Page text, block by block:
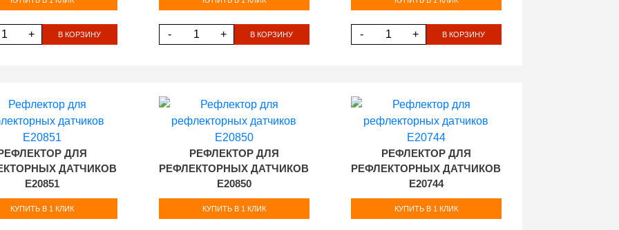
+ В КОРЗИНУ - + В КОРЗИНУ - + В КОРЗИНУ
ДЛЯ
ДАТЧИКОВ
E20851
КУПИТЬ В 1 КЛИК
РЕФЛЕКТОР ДЛЯ
РЕФЛЕКТОРНЫХ ДАТЧИКОВ
E20850
КУПИТЬ В 1 КЛИК
РЕФЛЕКТОР ДЛЯ
РЕФЛЕКТОРНЫХ ДАТЧИКОВ
E20744
КУПИТЬ В 1 КЛИК